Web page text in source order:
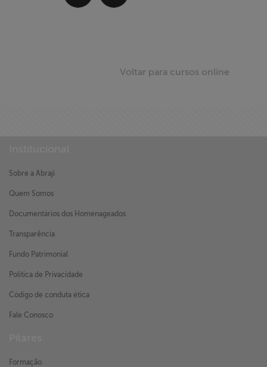
Voltar para cursos online
Sobre a Abraji
Quem Somos
Documentários dos Homenageados
Transparência
Fundo Patrimonial
Política de Privacidade
Código de conduta ética
Fale Conosco
Formação